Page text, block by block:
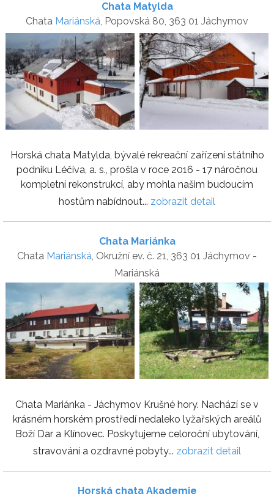
Chata Matylda
Chata Mariánská, Popovská 80, 363 01 Jáchymov
Horská chata Matylda, bývalé rekreační zařízení státního
podniku Léčiva, a. s., prošla v roce 2016 - 17 náročnou
kompletní rekonstrukcí, aby mohla našim budoucím
hostům nabídnout... zobrazit detail
Chata Mariánka
Chata Mariánská, Okružní ev. č. 21, 363 01 Jáchymov -
Mariánská
Chata Mariánka - Jáchymov Krušné hory. Nachází se v
krásném horském prostředí nedaleko lyžařských areálů
Boží Dar a Klínovec. Poskytujeme celoroční ubytování,
stravování a ozdravné pobyty... zobrazit detail
Horská chata Akademie